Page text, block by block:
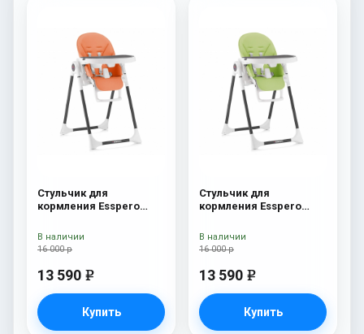
Стульчик для
кормления Esspero
16 000 р
13 590 e
Купить
В наличии
Стульчик для
кормления Esspero
16 000 р
13 590 e
Купить
В наличии